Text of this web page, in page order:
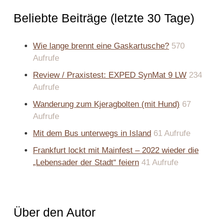
Beliebte Beiträge (letzte 30 Tage)
Wie lange brennt eine Gaskartusche? 570
Aufrufe
Review / Praxistest: EXPED SynMat 9 LW 234
Aufrufe
Wanderung zum Kjeragbolten (mit Hund) 67
Aufrufe
Mit dem Bus unterwegs in Island 61 Aufrufe
Frankfurt lockt mit Mainfest – 2022 wieder die
„Lebensader der Stadt“ feiern 41 Aufrufe
Über den Autor